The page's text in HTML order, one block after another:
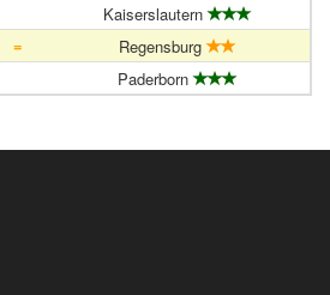
Kaiserslautern
=
Regensburg
Paderborn